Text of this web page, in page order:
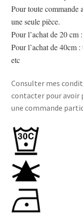
Pour toute commande
une seule pièce.
Pour l’achat de 20 cm
Pour l’achat de 40cm
etc
Consulter mes
contacter pour avoir
une commande